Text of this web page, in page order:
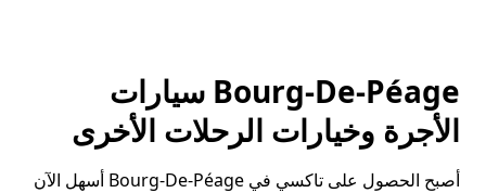
Bourg-De-Péage سيارات
الأجرة وخيارات الرحلات الأخرى
أصبح الحصول على تاكسي في Bourg-De-Péage أسهل الآن